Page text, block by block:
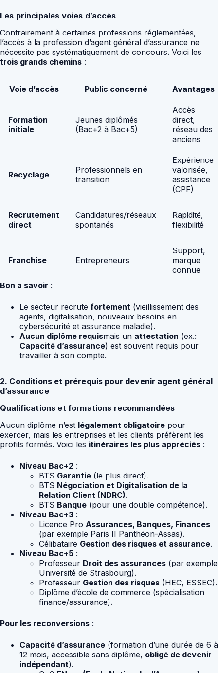
Les principales voies d’accès
Contrairement à certaines professions réglementées,
l’accès à la profession d’agent général d’assurance ne
nécessite pas systématiquement de concours. Voici les
trois grands chemins :
Voie d’accès Public concerné Avantages
Formation
initiale
Jeunes diplômés
(Bac+2 à Bac+5)
Accès
direct,
réseau des
anciens
Recyclage
Professionnels en
transition
Expérience
valorisée,
assistance
(CPF)
Recrutement
direct
Candidatures/réseaux
spontanés
Rapidité,
flexibilité
Franchise Entrepreneurs
Support,
marque
connue
Bon à savoir :
Le secteur recrute fortement (vieillissement des
agents, digitalisation, nouveaux besoins en
cybersécurité et assurance maladie).
Aucun diplôme requismais un attestation (ex.:
Capacité d’assurance) est souvent requis pour
travailler à son compte.
2. Conditions et prérequis pour devenir agent général
d’assurance
Qualifications et formations recommandées
Aucun diplôme n’est légalement obligatoire pour
exercer, mais les entreprises et les clients préfèrent les
profils formés. Voici les itinéraires les plus appréciés :
Niveau Bac+2 :
BTS Garantie (le plus direct).
BTS Négociation et Digitalisation de la
Relation Client (NDRC).
BTS Banque (pour une double compétence).
Niveau Bac+3 :
Licence Pro Assurances, Banques, Finances
(par exemple Paris II Panthéon-Assas).
Célibataire Gestion des risques et assurance.
Niveau Bac+5 :
Professeur Droit des assurances (par exemple
Université de Strasbourg).
Professeur Gestion des risques (HEC, ESSEC).
Diplôme d’école de commerce (spécialisation
finance/assurance).
Pour les reconversions :
Capacité d’assurance (formation d’une durée de 6 à
12 mois, accessible sans diplôme, obligé de devenir
indépendant).